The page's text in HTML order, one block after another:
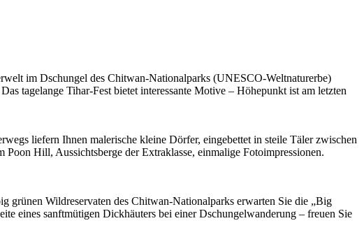
im Dschungel des Chitwan-Nationalparks (UNESCO-Weltnaturerbe)
tagelange Tihar-Fest bietet interessante Motive – Höhepunkt ist am letzten
liefern Ihnen malerische kleine Dörfer, eingebettet in steile Täler zwischen
Hill, Aussichtsberge der Extraklasse, einmalige Fotoimpressionen.
grünen Wildreservaten des Chitwan-Nationalparks erwarten Sie die „Big
eines sanftmütigen Dickhäuters bei einer Dschungelwanderung – freuen Sie